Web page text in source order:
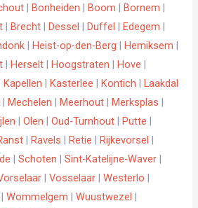
|Bonheiden |Boom |Bornem |
|Brecht |Dessel |Duffel |Edegem |
|Heist-op-den-Berg |Hemiksem |
|Herselt |Hoogstraten |Hove |
Kapellen |Kasterlee |Kontich |Laakdal
|Mechelen |Meerhout |Merksplas |
|Olen |Oud-Turnhout |Putte |
|Ravels |Retie |Rijkevorsel |
|Schoten |Sint-Katelijne-Waver |
|Vosselaar |Westerlo |
|Wommelgem |Wuustwezel |